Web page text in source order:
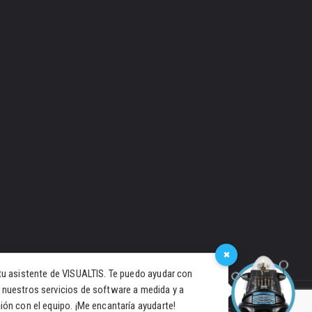
×
asistente de VISUALTIS. Te puedo ayudar con
servicios de software a medida y a
con el equipo. ¡Me encantaría ayudarte!